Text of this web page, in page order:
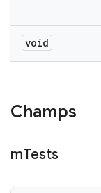
void
Champs
mTests